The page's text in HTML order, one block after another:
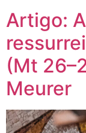
Artigo:
(Mt
Meurer